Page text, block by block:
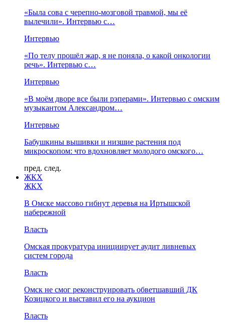
«Была сова с черепно-мозговой травмой, мы её
вылечили». Интервью с…
Интервью
«По телу прошёл жар, я не поняла, о какой онкологии
речь». Интервью с…
Интервью
«В моём дворе все были рэперами». Интервью с омским
музыкантом Александром…
Интервью
Бабушкины вышивки и низшие растения под
микроскопом: что вдохновляет молодого омского…
пред. след.
ЖКХ
ЖКХ
В Омске массово гибнут деревья на Иртышской
набережной
Власть
Омская прокуратура инициирует аудит ливневых
систем города
Власть
Омск не смог реконструировать обветшавший ДК
Козицкого и выставил его на аукцион
Власть